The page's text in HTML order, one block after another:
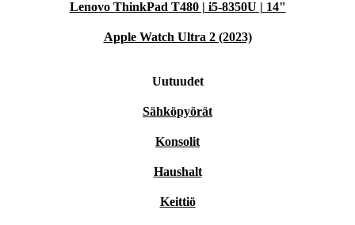
Lenovo ThinkPad T480 | i5-8350U | 14"
Apple Watch Ultra 2 (2023)
Uutuudet
Sähköpyörät
Konsolit
Haushalt
Keittiö